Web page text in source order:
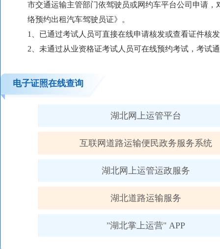
市交通运输主管部门依驾驶员或网约车平台公司申请，
络预约出租汽车驾驶员证》。
1、已通过考试人员可直接在线申请核发或查看证件核
2、未通过从业资格证考试人员可在线预约考试，考试
电子证照在线查询
湖北网上运管平台
互联网道路运输便民政务服务系统
湖北网上运管运政服务
湖北道路运输服务
"湖北掌上运营" APP